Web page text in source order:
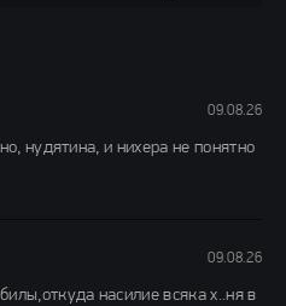
09.08.26
нудятина, и нихера не понятно
09.08.26
насилие всяка х..ня в